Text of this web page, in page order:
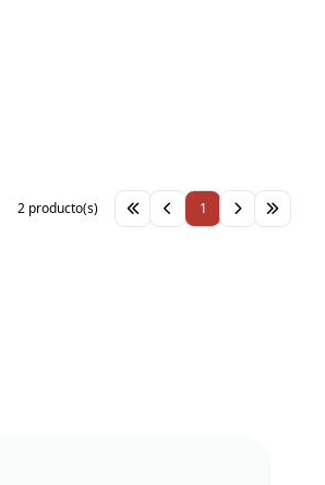
1
2 producto(s)